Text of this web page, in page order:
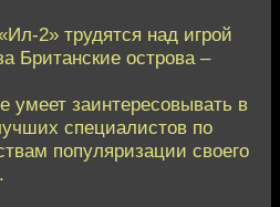
2» трудятся над игрой
Британские острова –
умеет заинтересовывать в
специалистов по
популяризации своего